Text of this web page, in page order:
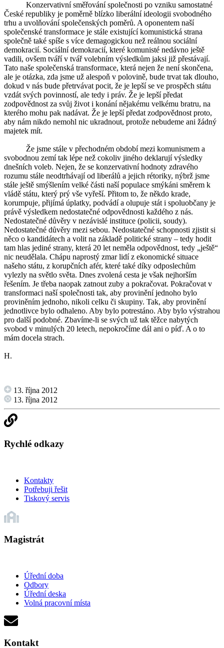
Konzervativní směřování společnosti po vzniku samostatné
České republiky je poměrně blízko liberální ideologii svobodného
trhu a uvolňování společenských poměrů. A oponentem naší
společenské transformace je stále existující komunistická strana
společně také spíše s více demagogickou než reálnou sociální
demokracií. Sociální demokracií, které komunisté nedávno ještě
vadili, ovšem tváří v tvář volebním výsledkům jaksi již přestávají.
Tato naše společenská transformace, která nejen že není skončena,
ale je otázka, zda jsme už alespoň v polovině, bude trvat tak dlouho,
dokud v nás bude přetrvávat pocit, že je lepší se ve prospěch státu
vzdát svých povinností, ale tedy i práv. Že je lepší předat
zodpovědnost za svůj život i konání nějakému velkému bratru, na
kterého mohu pak nadávat. Že je lepší předat zodpovědnost proto,
aby nám nikdo nemohl nic ukradnout, protože nebudeme ani žádný
majetek mít.
Že jsme stále v přechodném období mezi komunismem a
svobodnou zemí tak lépe než cokoliv jiného deklarují výsledky
dnešních voleb. Nejen, že se konzervativní hodnoty zdravého
rozumu stále neodtrhávají od liberálů a jejich rétoriky, nýbrž jsme
stále ještě smýšlením velké části naší populace smýkáni směrem k
vládě státu, který prý vše vyřeší. Přitom to, že někdo krade,
korumpuje, přijímá úplatky, podvádí a olupuje stát i spoluobčany je
právě výsledkem nedostatečné odpovědnosti každého z nás.
Nedostatečné důvěry v nezávislé instituce (policii, soudy).
Nedostatečné důvěry mezi sebou. Nedostatečné schopnosti zjistit si
něco o kandidátech a volit na základě politické strany – tedy hodit
tam hlas jediné strany, která 20 let neměla odpovědnost, tedy „ještě“
nic neudělala. Chápu naprostý zmar lidí z ekonomické situace
našeho státu, z korupčních afér, které také díky odposlechům
vylezly na světlo světa. Dnes zvolená cesta je však nejhorším
řešením. Je třeba naopak zatnout zuby a pokračovat. Pokračovat v
transformaci naší společnosti tak, aby provinění jednoho bylo
proviněním jednoho, nikoli celku či skupiny. Tak, aby provinění
jednotlivce bylo odhaleno. Aby bylo potrestáno. Aby bylo výstrahou
pro další podobné. Zbavíme-li se svých už tak těžce nabytých
svobod v minulých 20 letech, nepokročíme dál ani o píď. A o to
mám docela strach.
H.
13. října 2012
13. října 2012
Rychlé odkazy
Kontakty
Potřebuji řešit
Tiskový servis
Magistrát
Úřední doba
Odbory
Úřední deska
Volná pracovní místa
Kontakt